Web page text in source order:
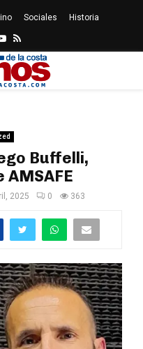
Sociales Historia
Youtube
Rss
Buffelli,
2025 0 363